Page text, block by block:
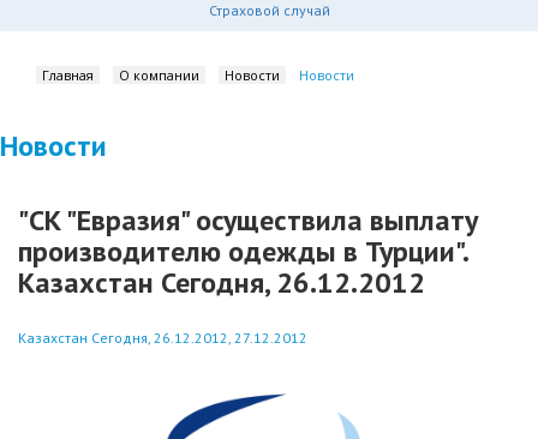
Страховой случай
Главная О компании Новости Новости
Новости
"СК "Евразия" осуществила выплату
производителю одежды в Турции".
Казахстан Сегодня, 26.12.2012
Казахстан Сегодня, 26.12.2012, 27.12.2012